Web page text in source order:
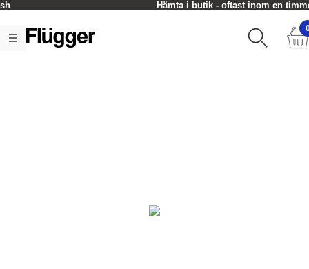
Hämta i butik - oftast inom en timme